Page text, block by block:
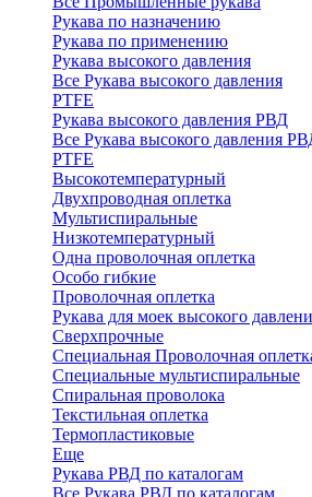
Рукава по назначению
Рукава по применению
Рукава высокого давления
Все Рукава высокого давления
PTFE
Рукава высокого давления РВД
Все Рукава высокого давления
PTFE
Высокотемпературный
Двухпроводная оплетка
Мультиспиральные
Низкотемпературный
Одна проволочная оплетка
Особо гибкие
Проволочная оплетка
Рукава для моек высокого
Сверхпрочные
Специальная Проволочная
Специальные мультиспиральные
Спиральная проволока
Текстильная оплетка
Термопластиковые
Еще
Рукава РВД по каталогам
Все Рукава РВД по каталогам